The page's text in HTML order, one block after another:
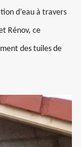
d’eau à travers
Rénov, ce
des tuiles de